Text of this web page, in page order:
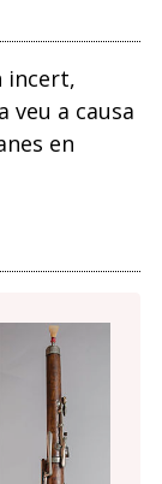
incert,
veu a causa
en